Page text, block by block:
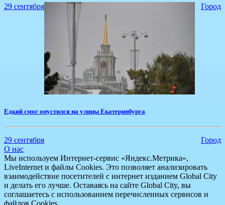
29 сентября Город
Едкий смог опустился на улицы Екатеринбурга
29 сентября
Город
О нас
Мы используем Интернет-сервис «Яндекс.Метрика»,
LiveInternet и файлы Cookies. Это позволяет анализировать
взаимодействие посетителей с интернет изданием Global City
и делать его лучше. Оставаясь на сайте Global City, вы
соглашаетесь с использованием перечисленных сервисов и
файлов Cookies.